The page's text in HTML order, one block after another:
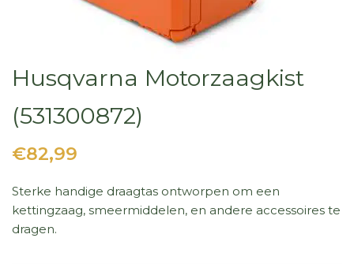
Husqvarna Motorzaagkist
(531300872)
€82,99
Sterke handige draagtas ontworpen om een
kettingzaag, smeermiddelen, en andere accessoires te
dragen.